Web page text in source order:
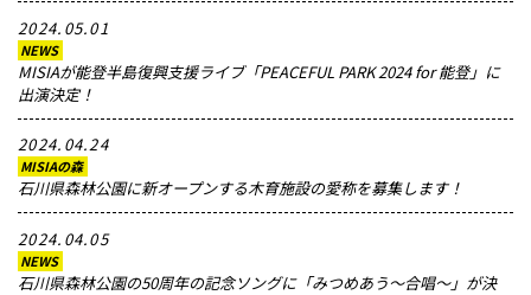
2024.05.01
NEWS
MISIAが能登半島復興支援ライブ「PEACEFUL PARK 2024 for 能登」に
出演決定！
2024.04.24
MISIAの森
石川県森林公園に新オープンする木育施設の愛称を募集します！
2024.04.05
NEWS
石川県森林公園の50周年の記念ソングに「みつめあう〜合唱〜」が決